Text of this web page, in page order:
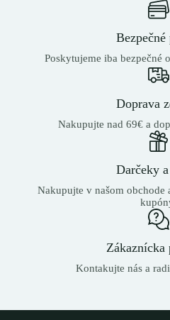
Poskytujeme iba bezpečné
Doprava
Nakupujte nad 69€ a
Darčeky
Nakupujte v našom obchode
Zákaznícka
Kontakujte nás a